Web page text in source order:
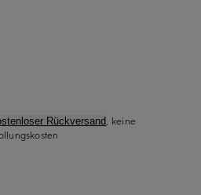
Rückversand, keine